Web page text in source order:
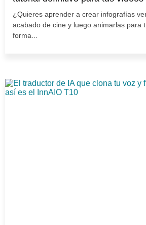
¿Quieres aprender a crear infografías
acabado de cine y luego animarlas para
forma...